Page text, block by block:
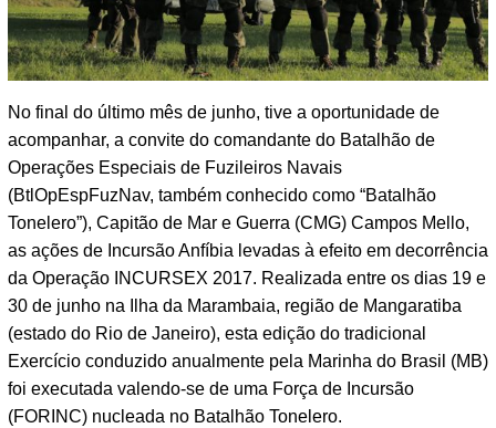
No final do último mês de junho, tive a oportunidade de
acompanhar, a convite do comandante do Batalhão de
Operações Especiais de Fuzileiros Navais
(BtlOpEspFuzNav, também conhecido como “Batalhão
Tonelero”), Capitão de Mar e Guerra (CMG) Campos Mello,
as ações de Incursão Anfíbia levadas à efeito em decorrência
da Operação INCURSEX 2017. Realizada entre os dias 19 e
30 de junho na Ilha da Marambaia, região de Mangaratiba
(estado do Rio de Janeiro), esta edição do tradicional
Exercício conduzido anualmente pela Marinha do Brasil (MB)
foi executada valendo-se de uma Força de Incursão
(FORINC) nucleada no Batalhão Tonelero.